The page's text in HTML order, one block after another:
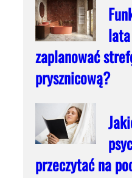
zaplanować
prysznicową?
przeczytać na